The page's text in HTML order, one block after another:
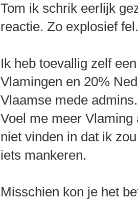
Tom ik schrik eerlijk
reactie. Zo explosief
Ik heb toevallig zelf
Vlamingen en 20%
Vlaamse mede
Voel me meer
niet vinden in dat ik
iets mankeren.
Misschien kon je het